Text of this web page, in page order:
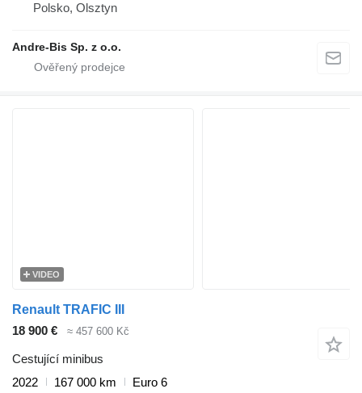
Polsko, Olsztyn
Andre-Bis Sp. z o.o.
VIDEO
Renault TRAFIC III
18 900 €
≈ 457 600 Kč
Cestující minibus
2022
167 000 km
Euro 6